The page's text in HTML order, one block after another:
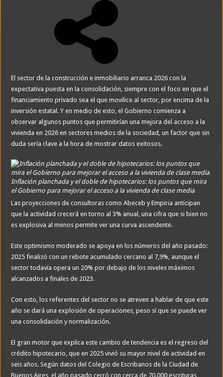
El sector de la construcción e inmobiliario arranca 2026 con la
expectativa puesta en la consolidación, siempre con el foco en que el
financiamiento privado sea el que movilice al sector, por encima de la
inversión estatal. Y en medio de esto, el Gobierno comienza a
observar algunos puntos que permitirían una mejora del acceso a la
vivienda en 2026 en sectores medios de la sociedad, un factor que sin
duda sería clave a la hora de mostrar datos exitosos.
Inflación planchada y el doble de hipotecarios: los puntos que mira
el Gobierno para mejorar el acceso a la vivienda de clase media
Las proyecciones de consultoras como Abeceb y Empiria anticipan
que la actividad crecerá en torno al 3% anual, una cifra que si bien no
es explosiva al menos permite ver una curva ascendente.
Este optimismo moderado se apoya en los números del año pasado:
2025 finalizó con un rebote acumulado cercano al 7,9%, aunque el
sector todavía opera un 20% por debajo de los niveles máximos
alcanzados a finales de 2023.
Con esto, los referentes del sector no se atreven a hablar de que este
año se dará una explosión de operaciones, peso sí que se puede ver
una consolidación y normalización.
El gran motor que explica este cambio de tendencia es el regreso del
crédito hipotecario, que en 2025 vivió su mayor nivel de actividad en
seis años. Según datos del Colegio de Escribanos de la Ciudad de
Buenos Aires, el año pasado cerró con cerca de 70.000 escrituras